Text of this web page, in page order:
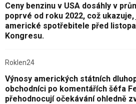
Ceny benzinu v USA dosáhly v
poprvé od roku 2022, což ukazuje,
americké spotřebitele před
Kongresu.
Roklen24
Výnosy amerických státních
obchodníci po komentářích šéfa
přehodnocují očekávání ohledně